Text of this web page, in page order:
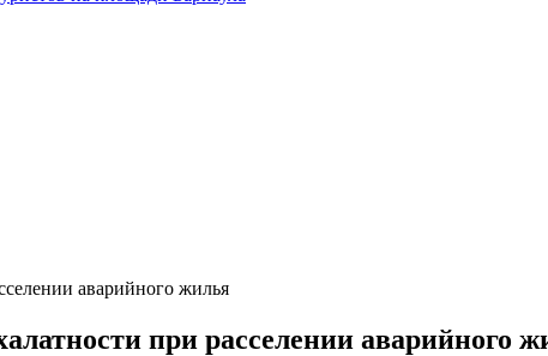
аварийного жилья
при расселении аварийного